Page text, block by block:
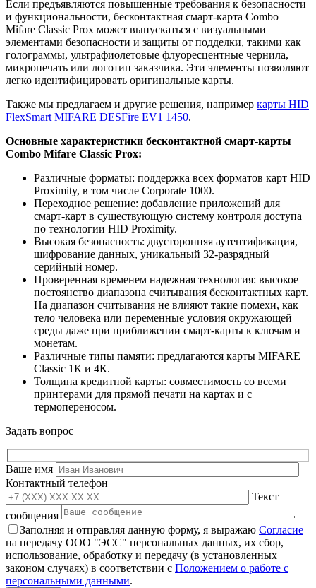
Если предъявляются повышенные требования к безопасности
и функциональности, бесконтактная смарт-карта Combo
Mifare Classic Prox может выпускаться с визуальными
элементами безопасности и защиты от подделки, такими как
голограммы, ультрафиолетовые флуоресцентные чернила,
микропечать или логотип заказчика. Эти элементы позволяют
легко идентифицировать оригинальные карты.
Также мы предлагаем и другие решения, например карты HID
FlexSmart MIFARE DESFire EV1 1450.
Основные характеристики бесконтактной смарт-карты
Combo Mifare Classic Prox:
Различные форматы: поддержка всех форматов карт HID
Proximity, в том числе Corporate 1000.
Переходное решение: добавление приложений для
смарт-карт в существующую систему контроля доступа
по технологии HID Proximity.
Высокая безопасность: двусторонняя аутентификация,
шифрование данных, уникальный 32-разрядный
серийный номер.
Проверенная временем надежная технология: высокое
постоянство диапазона считывания бесконтактных карт.
На диапазон считывания не влияют такие помехи, как
тело человека или переменные условия окружающей
среды даже при приближении смарт-карты к ключам и
монетам.
Различные типы памяти: предлагаются карты MIFARE
Classic 1К и 4К.
Толщина кредитной карты: совместимость со всеми
принтерами для прямой печати на картах и с
термопереносом.
Задать вопрос
Ваше имя
Контактный телефон
Текст
сообщения
Заполняя и отправляя данную форму, я выражаю Согласие
на передачу ООО "ЭСС" персональных данных, их сбор,
использование, обработку и передачу (в установленных
законом случаях) в соответствии с Положением о работе с
персональными данными.